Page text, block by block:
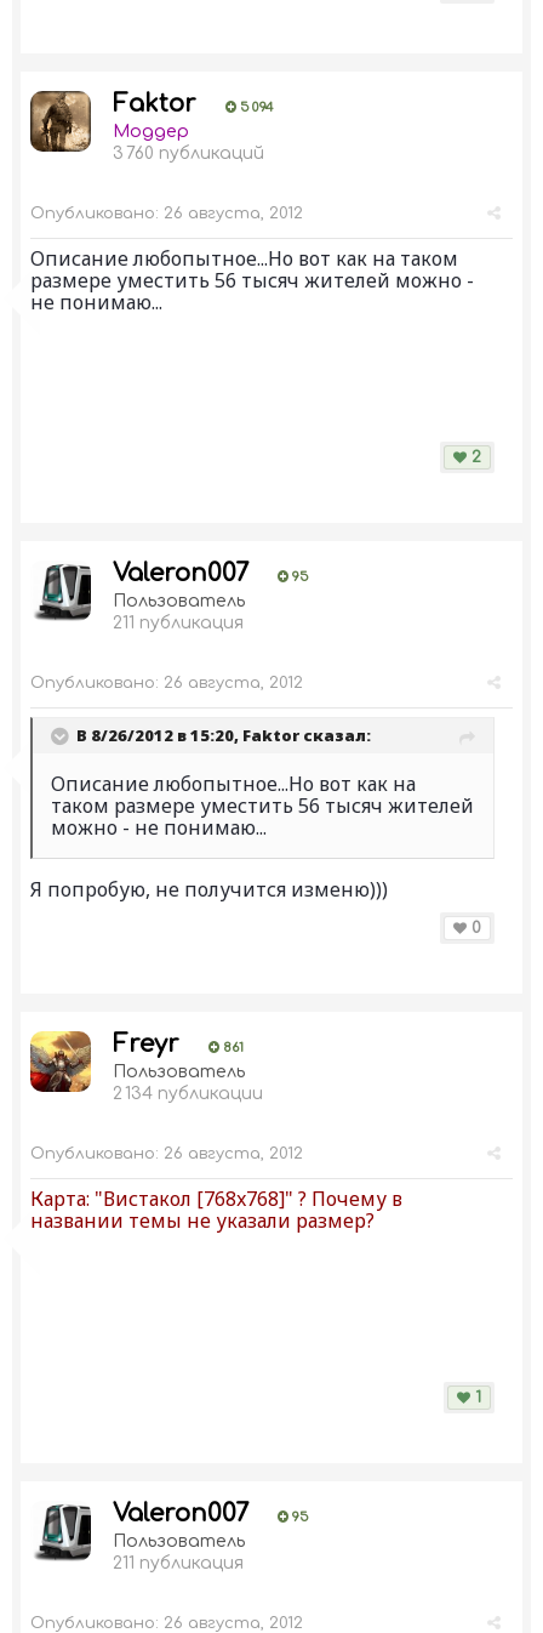
Faktor 5 094
Моддер
3 760 публикаций
Опубликовано: 26 августа, 2012
Описание любопытное...Но вот как на таком
размере уместить 56 тысяч жителей можно -
не понимаю...
2
Valeron007 95
Пользователь
211 публикация
Опубликовано: 26 августа, 2012
В 8/26/2012 в 15:20, Faktor сказал:
Описание любопытное...Но вот как на
таком размере уместить 56 тысяч жителей
можно - не понимаю...
Я попробую, не получится изменю)))
0
Freyr 861
Пользователь
2 134 публикации
Опубликовано: 26 августа, 2012
Карта: "Вистакол [768x768]" ? Почему в
названии темы не указали размер?
1
Valeron007 95
Пользователь
211 публикация
Опубликовано: 26 августа, 2012